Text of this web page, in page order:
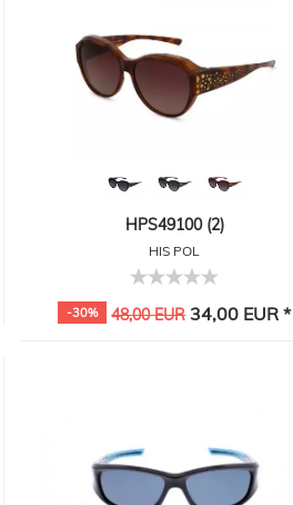
HPS49100 (2)
HIS POL
-30% 48,00 EUR34,00 EUR *